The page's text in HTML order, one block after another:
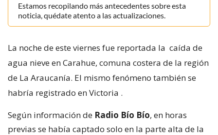
Estamos recopilando más antecedentes sobre esta
noticia, quédate atento a las actualizaciones.
La noche de este viernes fue reportada la caída de
agua nieve en Carahue, comuna costera de la región
de La Araucanía. El mismo fenómeno también se
habría registrado en Victoria .
Según información de Radio Bío Bío, en horas
previas se había captado solo en la parte alta de la